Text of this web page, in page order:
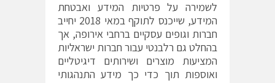
לשמירה על פרטיות המידע ואבטחת
המידע, שייכנס לתוקף במאי 2018 יחייב
חברות וגופים עסקיים ברחבי אירופה, אך
בהחלט גם רלבנטי עבור חברות ישראליות
המציעות מוצרים ושירותים דיגיטליים
ואוספות תוך כדי כך מידע התנהגותי